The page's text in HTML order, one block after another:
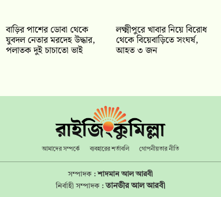
বাড়ির পাশের ডোবা থেকে
যুবদল নেতার মরদেহ উদ্ধার,
পলাতক দুই চাচাতো ভাই
লক্ষ্মীপুরে খাবার নিয়ে বিরোধ
থেকে বিয়েবাড়িতে সংঘর্ষ,
আহত ৩ জন
আমাদের সম্পর্কে ব্যবহারের শর্তাবলি গোপনীয়তার নীতি
সম্পাদক :শাদমান আল আরবী
নির্বাহী সম্পাদক : তানভীর আল আরবী